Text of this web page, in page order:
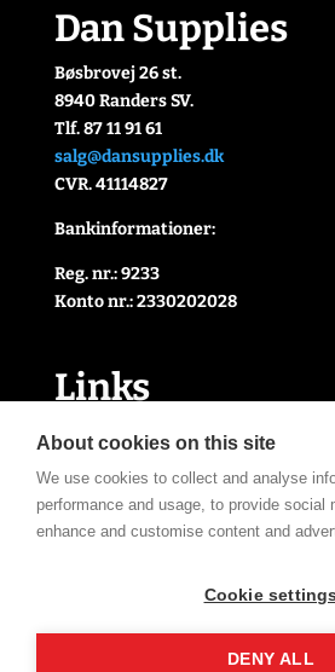
Dan Supplies
Bøsbrovej 26 st.
8940 Randers SV.
Tlf. 87 11 91 61
salg@dansupplies.dk
CVR. 41114827
Bankinformationer:
Reg. nr.: 9233
Konto nr.: 2330202028
Links
Handelsbetingelser
Kontakt Os
Om Os
Åbningstider
Tilmeld
About cookies on this site
We use cookies to collect and analyse
performance and usage, to provide social
enhance and customise content and
Cookie settings
DENY ALL